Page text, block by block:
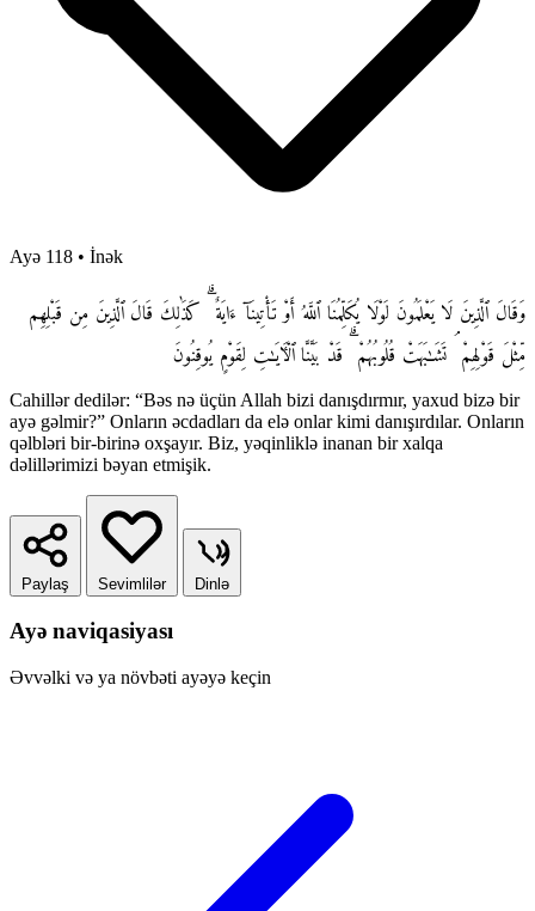
Ayə 118 • İnək
وَقَالَ ٱلَّذِينَ لَا يَعْلَمُونَ لَوْلَا يُكَلِّمُنَا ٱللَّهُ أَوْ تَأْتِينَآ ءَايَةٌ ۗ كَذَٰلِكَ قَالَ ٱلَّذِينَ مِن قَبْلِهِم
مِّثْلَ قَوْلِهِمْ ۘ تَشَـٰبَهَتْ قُلُوبُهُمْ ۗ قَدْ بَيَّنَّا ٱلْـَٔايَـٰتِ لِقَوْمٍ يُوقِنُونَ
Cahillər dedilər: “Bəs nə üçün Allah bizi danışdırmır, yaxud bizə bir
ayə gəlmir?” Onların əcdadları da elə onlar kimi danışırdılar. Onların
qəlbləri bir-birinə oxşayır. Biz, yəqinliklə inanan bir xalqa
dəlillərimizi bəyan etmişik.
Paylaş Sevimlilər Dinlə
Ayə naviqasiyası
Əvvəlki və ya növbəti ayəyə keçin